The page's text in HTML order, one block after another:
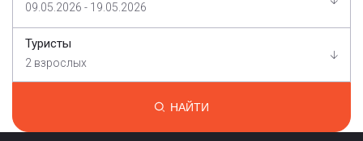
09.05.2026 - 19.05.2026
Туристы
2 взрослых
НАЙТИ